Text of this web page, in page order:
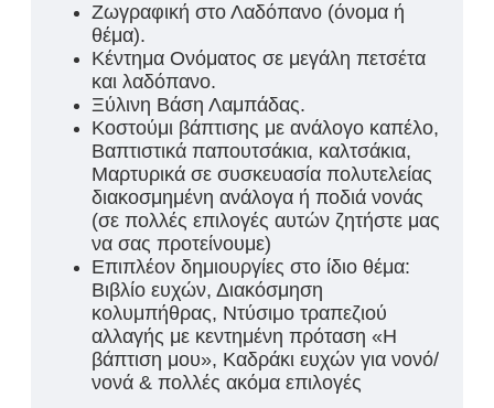
Ζωγραφική στο Λαδόπανο (όνομα ή
θέμα).
Κέντημα Ονόματος σε μεγάλη πετσέτα
και λαδόπανο.
Ξύλινη Βάση Λαμπάδας.
Κοστούμι βάπτισης με ανάλογο καπέλο,
Βαπτιστικά παπουτσάκια, καλτσάκια,
Μαρτυρικά σε συσκευασία πολυτελείας
διακοσμημένη ανάλογα ή ποδιά νονάς
(σε πολλές επιλογές αυτών ζητήστε μας
να σας προτείνουμε)
Επιπλέον δημιουργίες στο ίδιο θέμα:
Βιβλίο ευχών, Διακόσμηση
κολυμπήθρας, Ντύσιμο τραπεζιού
αλλαγής με κεντημένη πρόταση «Η
βάπτιση μου», Καδράκι ευχών για νονό/
νονά & πολλές ακόμα επιλογές